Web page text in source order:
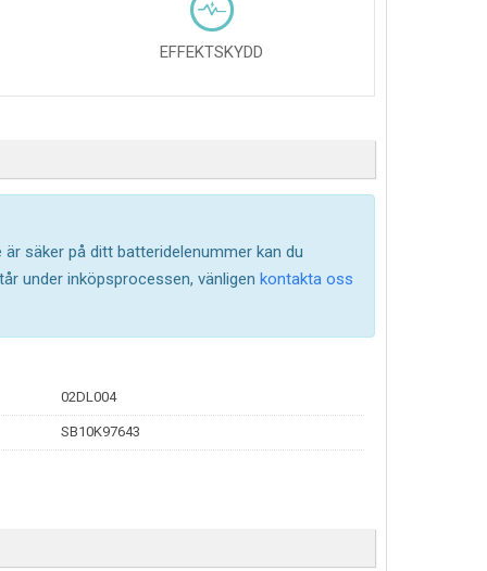
EFFEKTSKYDD
säker på ditt batteridelenummer kan du
under inköpsprocessen, vänligen kontakta oss
02DL004
SB10K97643